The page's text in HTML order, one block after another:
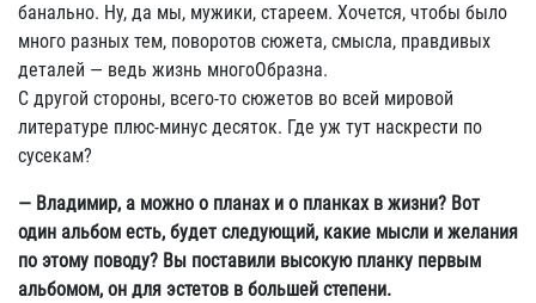
банально. Ну, да мы, мужики, стареем. Хочется, чтобы было
много разных тем, поворотов сюжета, смысла, правдивых
деталей — ведь жизнь многоОбразна.
С другой стороны, всего-то сюжетов во всей мировой
литературе плюс-минус десяток. Где уж тут наскрести по
сусекам?
— Владимир, а можно о планах и о планках в жизни? Вот
один альбом есть, будет следующий, какие мысли и желания
по этому поводу? Вы поставили высокую планку первым
альбомом, он для эстетов в большей степени.